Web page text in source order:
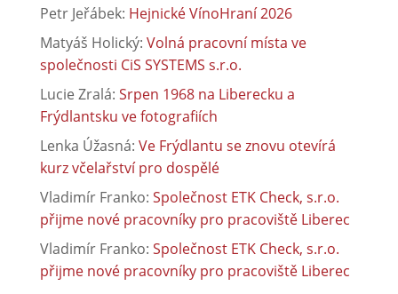
Petr Jeřábek: Hejnické VínoHraní 2026
Matyáš Holický: Volná pracovní místa ve
společnosti CiS SYSTEMS s.r.o.
Lucie Zralá: Srpen 1968 na Liberecku a
Frýdlantsku ve fotografiích
Lenka Úžasná: Ve Frýdlantu se znovu otevírá
kurz včelařství pro dospělé
Vladimír Franko: Společnost ETK Check, s.r.o.
přijme nové pracovníky pro pracoviště Liberec
Vladimír Franko: Společnost ETK Check, s.r.o.
přijme nové pracovníky pro pracoviště Liberec